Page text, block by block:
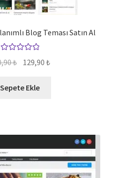
Blog Teması Satın Al
oy aldı
₺ Orijinal
900,90 ₺.
129,90₺Şu
Sepete Ekle